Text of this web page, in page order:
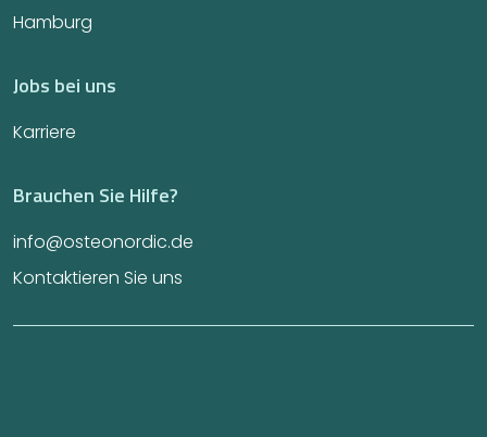
Hamburg
Jobs bei uns
Karriere
Brauchen Sie Hilfe?
info@osteonordic.de
Kontaktieren Sie uns